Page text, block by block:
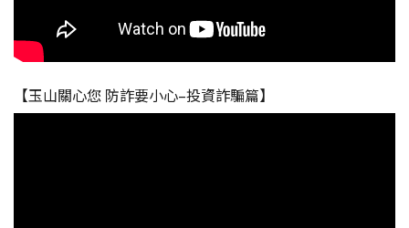
【玉山關心您 防詐要小心–投資詐騙篇】